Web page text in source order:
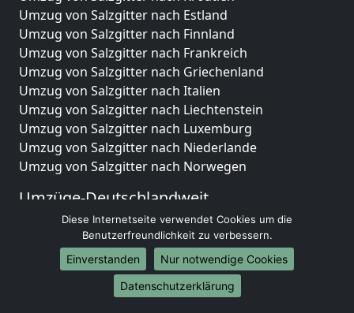
Umzug von Salzgitter nach Estland
Umzug von Salzgitter nach Finnland
Umzug von Salzgitter nach Frankreich
Umzug von Salzgitter nach Griechenland
Umzug von Salzgitter nach Italien
Umzug von Salzgitter nach Liechtenstein
Umzug von Salzgitter nach Luxemburg
Umzug von Salzgitter nach Niederlande
Umzug von Salzgitter nach Norwegen
Umzüge-Deutschlandweit
Umzug von Salzgitter nach Berlin
Umzug von Salzgitter nach Hamburg
Umzug von Salzgitter nach München
Umzug von Salzgitter nach Köln
Umzug von Salzgitter nach Frankfurt am Main
Diese Internetseite verwendet Cookies um die
Benutzerfreundlichkeit zu verbessern.
Einverstanden
Nur notwendige Cookies
Datenschutzerklärung